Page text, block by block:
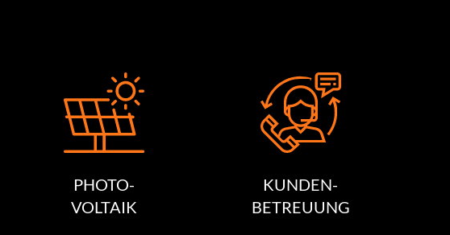
PHOTO-
VOLTAIK
KUNDEN-
BETREUUNG